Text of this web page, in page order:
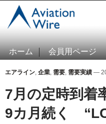
ホーム 会員用ページ
エアライン, 企業, 需要, 需要実績 —
7月の定時到着
9カ月続く